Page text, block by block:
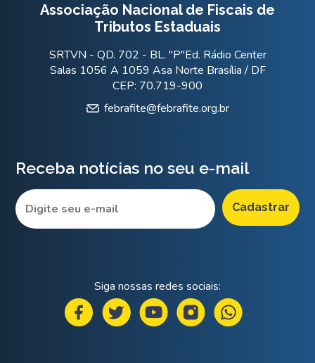
Associação Nacional de Fiscais de
Tributos Estaduais
SRTVN - QD. 702 - BL. "P"Ed. Rádio Center
Salas 1056 A 1059 Asa Norte Brasília / DF
CEP: 70.719-900
febrafite@febrafite.org.br
Receba notícias no seu e-mail
Siga nossas redes sociais: